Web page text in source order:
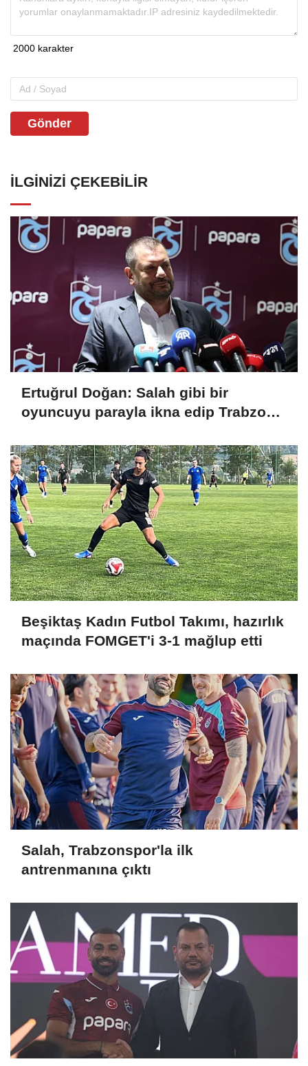
Gönder
İLGINIZI ÇEKEBILIR
Ertuğrul Doğan: Salah gibi bir
oyuncuyu parayla ikna edip Trabzon'a
Beşiktaş Kadın Futbol Takımı, hazırlık
maçında FOMGET'i 3-1 mağlup etti
Salah, Trabzonspor'la ilk
antrenmanına çıktı